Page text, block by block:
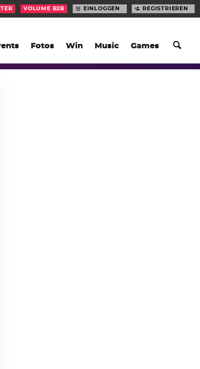
Fotos Win Music Games
VOLUME B2B EINLOGGEN REGISTRIEREN